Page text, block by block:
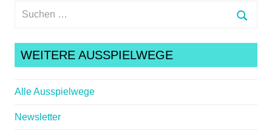
Suchen
WEITERE AUSSPIELWEGE
Alle Ausspielwege
Newsletter